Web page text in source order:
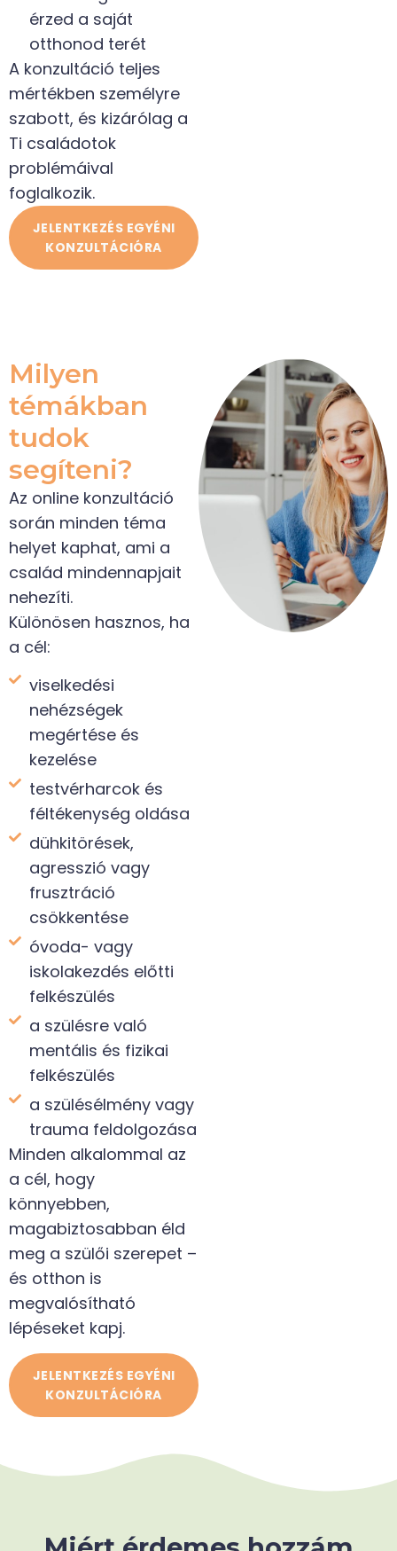
érzed a saját
otthonod terét
A konzultáció teljes
mértékben személyre
szabott, és kizárólag a
Ti családotok
problémáival
foglalkozik.
JELENTKEZÉS EGYÉNI
KONZULTÁCIÓRA
Milyen
témákban
tudok
segíteni?
Az online konzultáció
során minden téma
helyet kaphat, ami a
család mindennapjait
nehezíti.
Különösen hasznos, ha
a cél:
viselkedési
nehézségek
megértése és
kezelése
testvérharcok és
féltékenység oldása
dühkitörések,
agresszió vagy
frusztráció
csökkentése
óvoda- vagy
iskolakezdés előtti
felkészülés
a szülésre való
mentális és fizikai
felkészülés
a szülésélmény vagy
trauma feldolgozása
Minden alkalommal az
a cél, hogy
könnyebben,
magabiztosabban éld
meg a szülői szerepet –
és otthon is
megvalósítható
lépéseket kapj.
JELENTKEZÉS EGYÉNI
KONZULTÁCIÓRA